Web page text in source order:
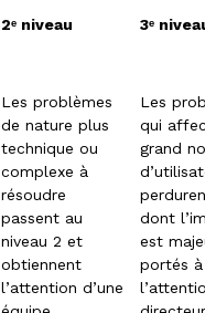
2ᵉ niveau 3ᵉ
Les problèmes
de nature plus
technique ou
complexe à
résoudre
passent au
niveau 2 et
obtiennent
l’attention d’une
Les
qui
grand
dont
est
portés à